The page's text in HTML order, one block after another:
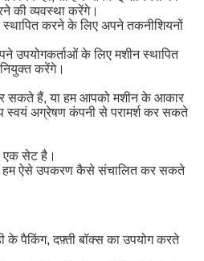
की व्यवस्था करेंगे।
स्थापित करने के लिए अपने तकनीशियनों
उपयोगकर्ताओं के लिए मशीन स्थापित
करेंगे।
सकते हैं, या हम आपको मशीन के आकार
अग्रेषण कंपनी से परामर्श कर सकते
एक सेट है।
हम ऐसे उपकरण कैसे संचालित कर सकते
के पैकिंग, दफ़्ती बॉक्स का उपयोग करते